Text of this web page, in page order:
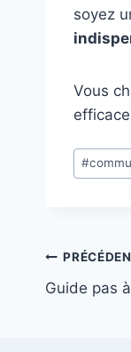
soyez
Vous
de
#
de
Guide pas